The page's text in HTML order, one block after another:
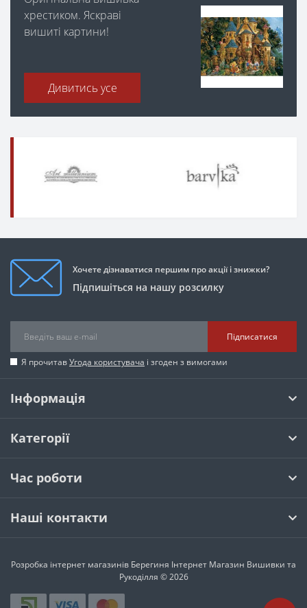
хрестиком. Яскраві
вишиті картини!
Дивитись усе
Хочете дізнаватися першим про акції і знижки?
Підпишіться на нашу розсилку
Підписатися
Я прочитавУгода користувача і згоден з вимогами
Інформація
Категорії
Час роботи
Наші контакти
Розробка інтернет магазинів Берегиня Інтернет Магазин Вишивки та
Рукоділля © 2026